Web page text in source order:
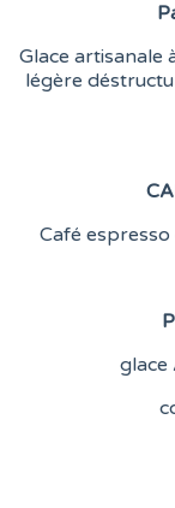
Glace artisanale
légère
Café
glace